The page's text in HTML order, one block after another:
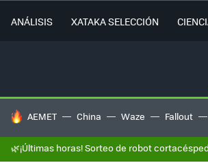
ANÁLISIS XATAKA SELECCIÓN
HOY SE HABLA DE
AEMET China Waze Fallout
🌿¡Últimas horas! Sorteo de robot